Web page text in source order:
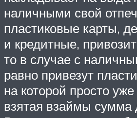
наличными свой
пластиковые карты,
и кредитные,
то в случае с
равно привезут
на которой просто
взятая взаймы сумма